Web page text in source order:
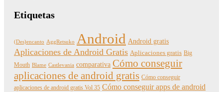
Etiquetas
(Des)encanto AggRetsuko Android Android gratis
Aplicaciones de Android Gratis Aplicaciones gratis Big
Mouth Blame Castlevania comparativa Cómo conseguir
aplicaciones de android gratis Cómo conseguir
aplicaciones de android gratis Vol 35 Cómo conseguir apps de android